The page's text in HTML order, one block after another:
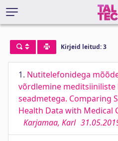
Kirjeid leitud: 3
1. Nutitelefonidega
võrdlemine
seadmetega. Comparing
Health Data with Medical
Karjamaa, Karl